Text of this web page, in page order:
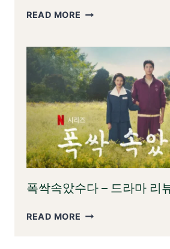
구
하
는
그
들
의
이
야
기
READ MORE 사
불
시
착,
그
특
별
한
사
랑
야
우
폭싹속았수다 – 드라마 리
READ MORE 폭